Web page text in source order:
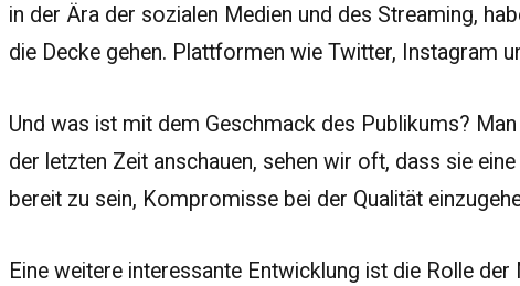
in der Ära der sozialen Medien und des Streaming,
die Decke gehen. Plattformen wie Twitter, Instagram
Und was ist mit dem Geschmack des Publikums?
der letzten Zeit anschauen, sehen wir oft, dass sie
bereit zu sein, Kompromisse bei der Qualität
Eine weitere interessante Entwicklung ist die Rolle